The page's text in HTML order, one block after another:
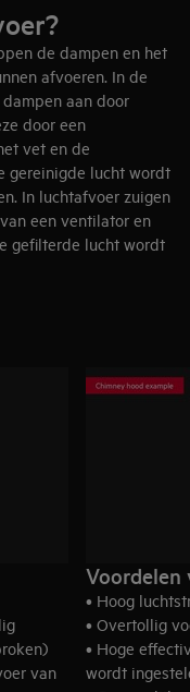
de dampen en het
afvoeren. In de
aan door
door een
vet en de
gereinigde lucht wordt
In luchtafvoer zuigen
een ventilator en
gefilterde lucht wordt
van
Voordelen
• Hoog
• Overtollig
• Hoge
wordt